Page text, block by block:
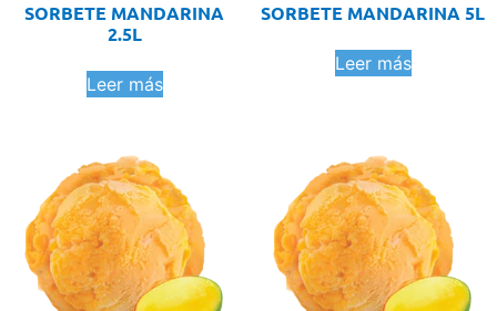
SORBETE MANDARINA
2.5L
Leer más
SORBETE MANDARINA 5L
Leer más